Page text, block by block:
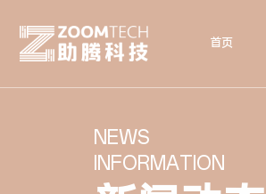
首页
NEWS
INFORMATION